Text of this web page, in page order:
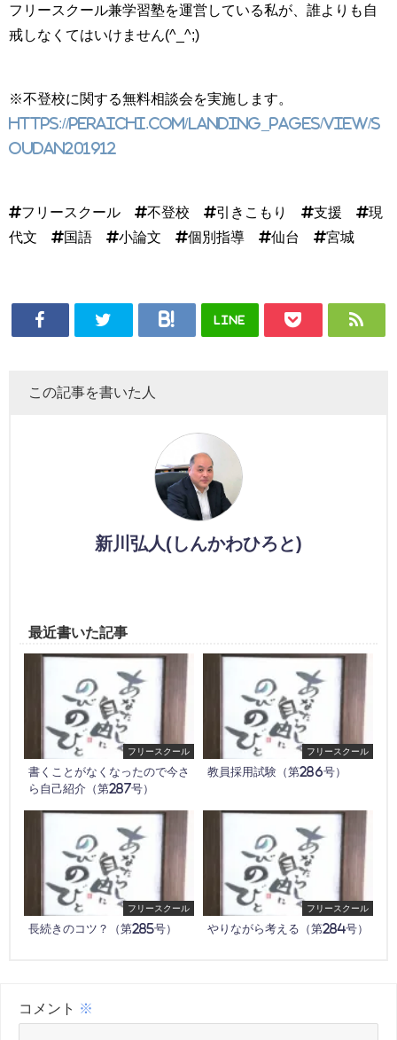
フリースクール兼学習塾を運営している私が、誰よりも自
戒しなくてはいけません(^_^;)
※不登校に関する無料相談会を実施します。
https://peraichi.com/landing_pages/view/s
oudan201912
#フリースクール #不登校 #引きこもり #支援 #現
代文 #国語 #小論文 #個別指導 #仙台 #宮城
LINE
この記事を書いた人
新川弘人(しんかわひろと)
最近書いた記事
フリースクール
書くことがなくなったので今さ
ら自己紹介（第287号）
フリースクール
教員採用試験（第286号）
フリースクール
長続きのコツ？（第285号）
フリースクール
やりながら考える（第284号）
コメント ※